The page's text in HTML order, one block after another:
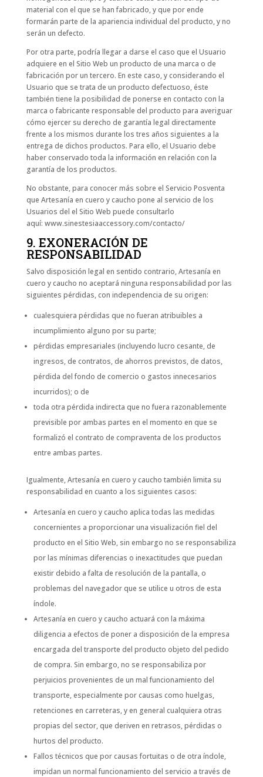
material con el que se han fabricado, y que por ende
formarán parte de la apariencia individual del producto, y no
serán un defecto.
Por otra parte, podría llegar a darse el caso que el Usuario
adquiere en el Sitio Web un producto de una marca o de
fabricación por un tercero. En este caso, y considerando el
Usuario que se trata de un producto defectuoso, éste
también tiene la posibilidad de ponerse en contacto con la
marca o fabricante responsable del producto para averiguar
cómo ejercer su derecho de garantía legal directamente
frente a los mismos durante los tres años siguientes a la
entrega de dichos productos. Para ello, el Usuario debe
haber conservado toda la información en relación con la
garantía de los productos.
No obstante, para conocer más sobre el Servicio Posventa
que Artesanía en cuero y caucho pone al servicio de los
Usuarios del el Sitio Web puede consultarlo
aquí: www.sinestesiaaccessory.com/contacto/
9. EXONERACIÓN DE
RESPONSABILIDAD
Salvo disposición legal en sentido contrario, Artesanía en
cuero y caucho no aceptará ninguna responsabilidad por las
siguientes pérdidas, con independencia de su origen:
cualesquiera pérdidas que no fueran atribuibles a
incumplimiento alguno por su parte;
pérdidas empresariales (incluyendo lucro cesante, de
ingresos, de contratos, de ahorros previstos, de datos,
pérdida del fondo de comercio o gastos innecesarios
incurridos); o de
toda otra pérdida indirecta que no fuera razonablemente
previsible por ambas partes en el momento en que se
formalizó el contrato de compraventa de los productos
entre ambas partes.
Igualmente, Artesanía en cuero y caucho también limita su
responsabilidad en cuanto a los siguientes casos:
Artesanía en cuero y caucho aplica todas las medidas
concernientes a proporcionar una visualización fiel del
producto en el Sitio Web, sin embargo no se responsabiliza
por las mínimas diferencias o inexactitudes que puedan
existir debido a falta de resolución de la pantalla, o
problemas del navegador que se utilice u otros de esta
índole.
Artesanía en cuero y caucho actuará con la máxima
diligencia a efectos de poner a disposición de la empresa
encargada del transporte del producto objeto del pedido
de compra. Sin embargo, no se responsabiliza por
perjuicios provenientes de un mal funcionamiento del
transporte, especialmente por causas como huelgas,
retenciones en carreteras, y en general cualquiera otras
propias del sector, que deriven en retrasos, pérdidas o
hurtos del producto.
Fallos técnicos que por causas fortuitas o de otra índole,
impidan un normal funcionamiento del servicio a través de